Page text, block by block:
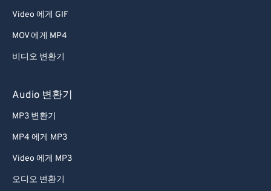
Video 에게 GIF
MOV 에게 MP4
비디오 변환기
Audio 변환기
MP3 변환기
MP4 에게 MP3
Video 에게 MP3
오디오 변환기